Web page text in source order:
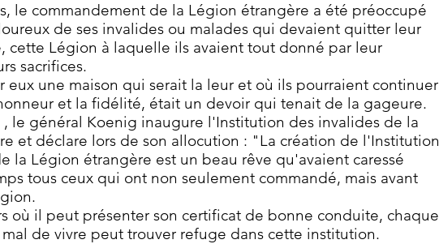
le commandement de la Légion étrangère a été préoccupé
de ses invalides ou malades qui devaient quitter leur
cette Légion à laquelle ils avaient tout donné par leur
sacrifices.
eux une maison qui serait la leur et où ils pourraient continuer
et la fidélité, était un devoir qui tenait de la gageure.
, le général Koenig inaugure l'Institution des invalides de la
et déclare lors de son allocution : "La création de l'Institution
la Légion étrangère est un beau rêve qu'avaient caressé
tous ceux qui ont non seulement commandé, mais avant
où il peut présenter son certificat de bonne conduite, chaque
de vivre peut trouver refuge dans cette institution.